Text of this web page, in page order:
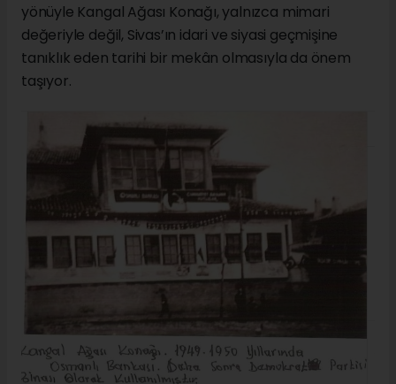
yönüyle Kangal Ağası Konağı, yalnızca mimari
değeriyle değil, Sivas’ın idari ve siyasi geçmişine
tanıklık eden tarihi bir mekân olmasıyla da önem
taşıyor.